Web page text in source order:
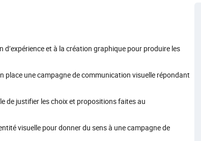
et à la création graphique pour produire les
une campagne de communication visuelle répondant
de justifier les choix et propositions faites au
visuelle pour donner du sens à une campagne de